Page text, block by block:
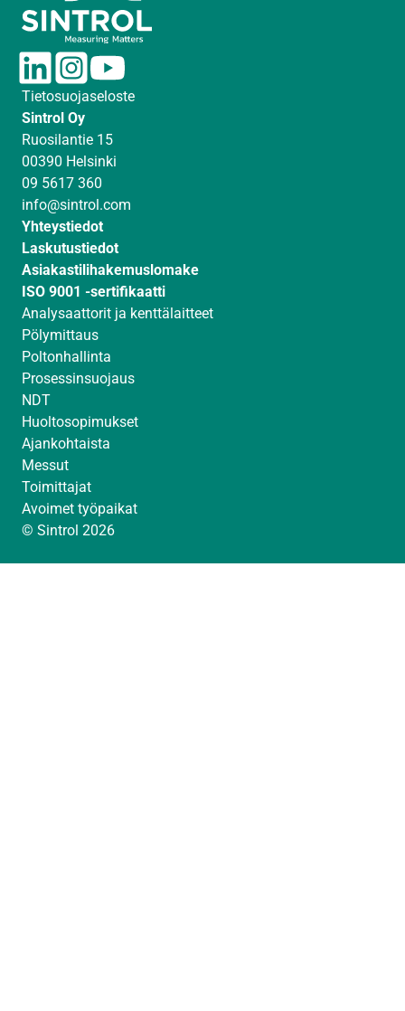
L
i
n
k
e
d
I
n
I
n
s
a
g
r
a
m
u
Tietosuojaseloste
Sintrol Oy
Ruosilantie 15
00390 Helsinki
09 5617 360
info@sintrol.com
Yhteystiedot
Laskutustiedot
Asiakastilihakemuslomake
ISO 9001 -sertifikaatti
Analysaattorit ja kenttälaitteet
Pölymittaus
Poltonhallinta
Prosessinsuojaus
NDT
Huoltosopimukset
Ajankohtaista
Messut
Toimittajat
Avoimet työpaikat
© Sintrol 2026